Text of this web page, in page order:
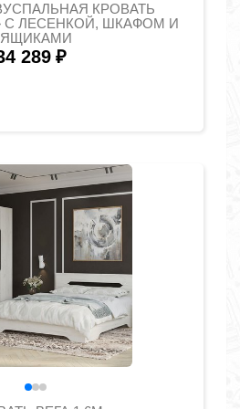
КРОВАТЬ
ЛЕСЕНКОЙ, ШКАФОМ И
ЯЩИКАМИ
289 ₽